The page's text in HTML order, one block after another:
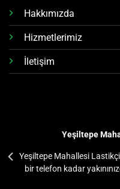
Hakkımızda
Hizmetlerimiz
İletişim
Yeşiltepe
Yeşiltepe Mahallesi
bir telefon kadar